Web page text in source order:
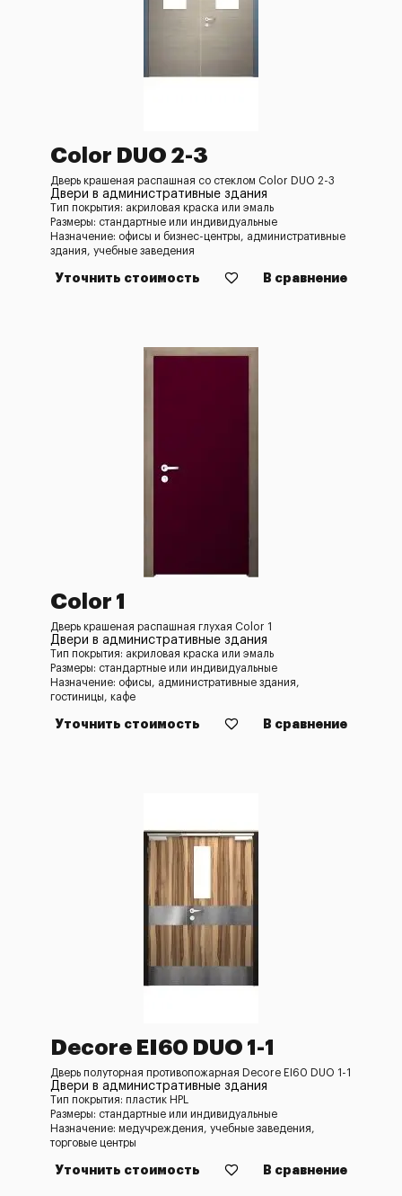
Color DUO 2-3
Дверь крашеная распашная со стеклом Color DUO 2-3
Двери в административные здания
Тип покрытия: акриловая краска или эмаль
Размеры: стандартные или индивидуальные
Назначение: офисы и бизнес-центры, административные
здания, учебные заведения
Уточнить стоимость В сравнение
Color 1
Дверь крашеная распашная глухая Color 1
Двери в административные здания
Тип покрытия: акриловая краска или эмаль
Размеры: стандартные или индивидуальные
Назначение: офисы, административные здания,
гостиницы, кафе
Уточнить стоимость В сравнение
Decore EI60 DUO 1-1
Дверь полуторная противопожарная Decore EI60 DUO 1-1
Двери в административные здания
Тип покрытия: пластик HPL
Размеры: стандартные или индивидуальные
Назначение: медучреждения, учебные заведения,
торговые центры
Уточнить стоимость В сравнение